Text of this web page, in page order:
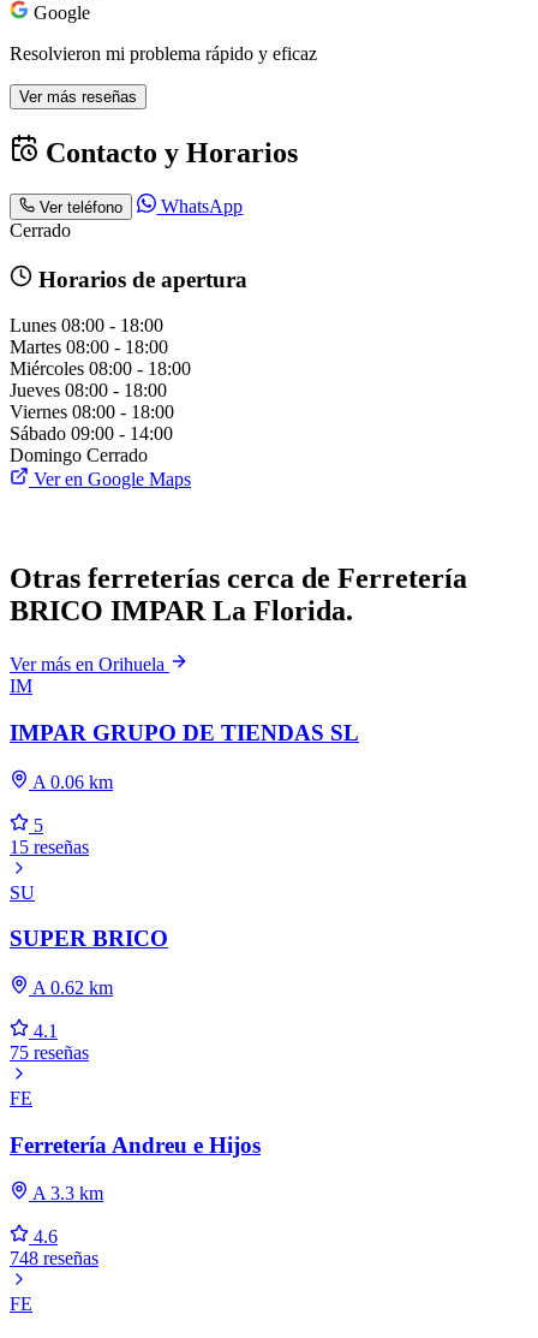
Google
Resolvieron mi problema rápido y eficaz
Ver más reseñas
Contacto y Horarios
Ver teléfono
WhatsApp
Cerrado
Horarios de apertura
Lunes 08:00 - 18:00
Martes 08:00 - 18:00
Miércoles 08:00 - 18:00
Jueves 08:00 - 18:00
Viernes 08:00 - 18:00
Sábado 09:00 - 14:00
Domingo Cerrado
Ver en Google Maps
Otras ferreterías cerca de Ferretería
BRICO IMPAR La Florida.
Ver más en Orihuela
IM
IMPAR GRUPO DE TIENDAS SL
A 0.06 km
5
15 reseñas
SU
SUPER BRICO
A 0.62 km
4.1
75 reseñas
FE
Ferretería Andreu e Hijos
A 3.3 km
4.6
748 reseñas
FE